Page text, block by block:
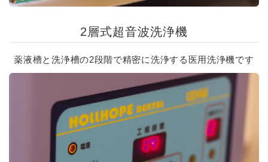
2層式超音波洗浄機
薬液槽と洗浄槽の2段階で精密に洗浄する医用洗浄機です